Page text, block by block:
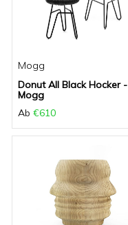
Mogg
Donut All Black Hocker -
Mogg
Ab €610